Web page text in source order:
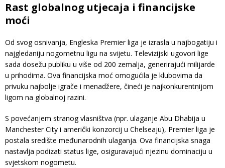
Rast globalnog utjecaja i financijske
moći
Od svog osnivanja, Engleska Premier liga je izrasla u najbogatiju i
najgledaniju nogometnu ligu na svijetu. Televizijski ugovori lige
sada dosežu publiku u više od 200 zemalja, generirajući milijarde
u prihodima. Ova financijska moć omogućila je klubovima da
privuku najbolje igrače i menadžere, čineći je najkonkurentnijom
ligom na globalnoj razini.
S povećanjem stranog vlasništva (npr. ulaganje Abu Dhabija u
Manchester City i američki konzorcij u Chelseaju), Premier liga je
postala središte međunarodnih ulaganja. Ova financijska snaga
nastavlja podizati status lige, osiguravajući njezinu dominaciju u
svjetskom nogometu.